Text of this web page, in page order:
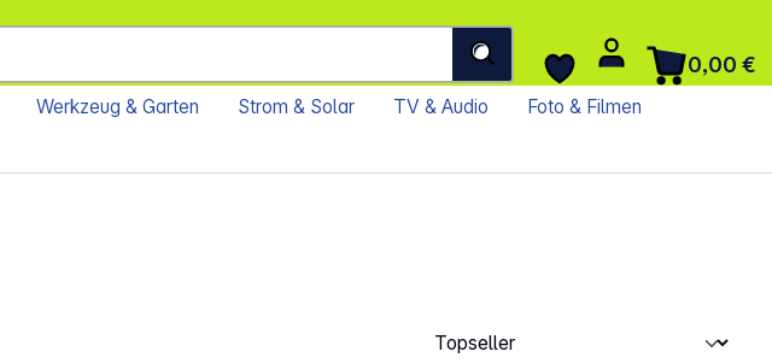
0,00 €
Werkzeug & Garten Strom & Solar TV & Audio
Foto & Filmen